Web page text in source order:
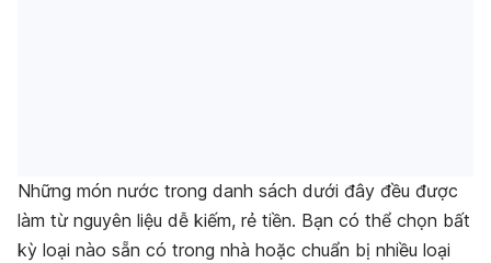
Những món nước trong danh sách dưới đây đều được
làm từ nguyên liệu dễ kiếm, rẻ tiền. Bạn có thể chọn bất
kỳ loại nào sẵn có trong nhà hoặc chuẩn bị nhiều loại